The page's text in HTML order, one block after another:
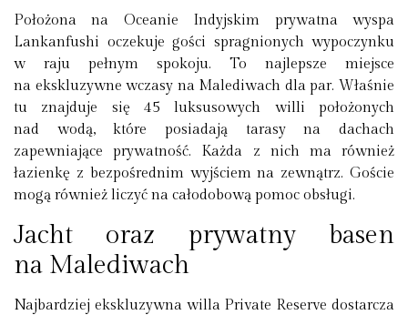
Położona na Oceanie Indyjskim prywatna wyspa
Lankanfushi oczekuje gości spragnionych wypoczynku
w raju pełnym spokoju. To najlepsze miejsce
na ekskluzywne wczasy na Malediwach dla par. Właśnie
tu znajduje się 45 luksusowych willi położonych
nad wodą, które posiadają tarasy na dachach
zapewniające prywatność. Każda z nich ma również
łazienkę z bezpośrednim wyjściem na zewnątrz. Goście
mogą również liczyć na całodobową pomoc obsługi.
Jacht oraz prywatny basen
na Malediwach
Najbardziej ekskluzywna willa Private Reserve dostarcza